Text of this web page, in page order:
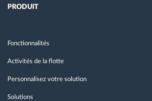
PRODUIT
Fonctionnalités
Activités de la flotte
Personnalisez votre solution
Solutions